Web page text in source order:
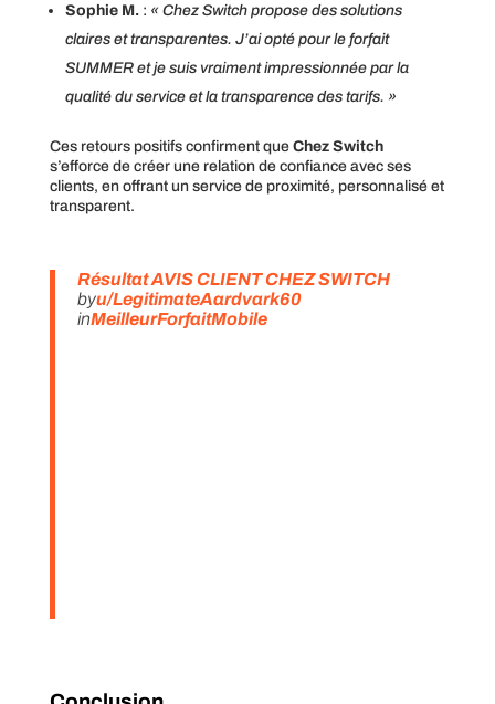
Sophie M.: « Chez Switch propose des solutions
claires et transparentes. J’ai opté pour le forfait
SUMMER et je suis vraiment impressionnée par la
qualité du service et la transparence des tarifs. »
Ces retours positifs confirment que Chez Switch
s’efforce de créer une relation de confiance avec ses
clients, en offrant un service de proximité, personnalisé et
transparent.
Résultat AVIS CLIENT CHEZ SWITCH
byu/LegitimateAardvark60
inMeilleurForfaitMobile